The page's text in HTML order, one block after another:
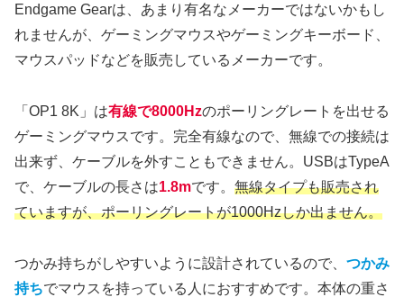
Endgame Gearは、あまり有名なメーカーではないかもし
れませんが、ゲーミングマウスやゲーミングキーボード、
マウスパッドなどを販売しているメーカーです。
「OP1 8K」は有線で8000Hzのポーリングレートを出せる
ゲーミングマウスです。完全有線なので、無線での接続は
出来ず、ケーブルを外すこともできません。USBはTypeA
で、ケーブルの長さは1.8mです。 無線タイプも販売され
ていますが、ポーリングレートが1000Hzしか出ません。
つかみ持ちがしやすいように設計されているので、 つかみ
持ちでマウスを持っている人におすすめです。本体の重さ